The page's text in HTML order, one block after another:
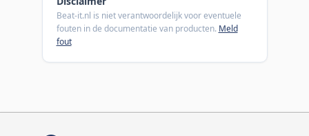
Beat-it.nl is niet verantwoordelijk voor eventuele
fouten in de documentatie van producten. Meld
fout